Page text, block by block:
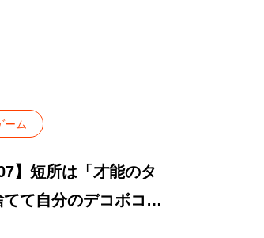
ーム
】短所は「才能のタ
て自分のデコボコを
！